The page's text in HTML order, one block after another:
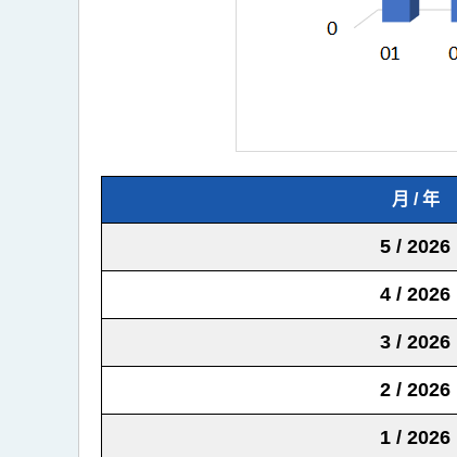
月 / 年
5 / 2026
4 / 2026
3 / 2026
2 / 2026
1 / 2026